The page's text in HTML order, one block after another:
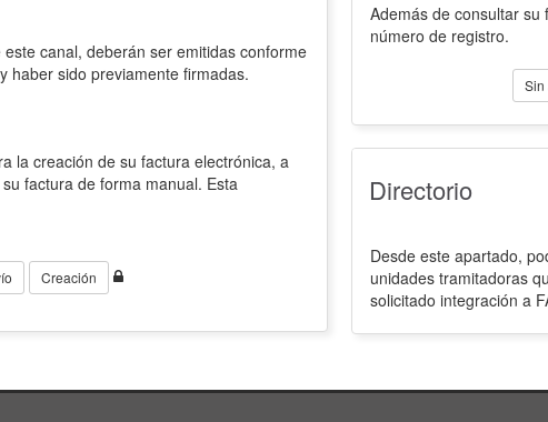
canal, deberán ser emitidas conforme
haber sido previamente firmadas.
la creación de su factura electrónica, a
factura de forma manual. Esta
Creación
Además de consultar
número de registro.
Sin
Directorio
Desde este apartado,
unidades tramitadoras
solicitado integración a